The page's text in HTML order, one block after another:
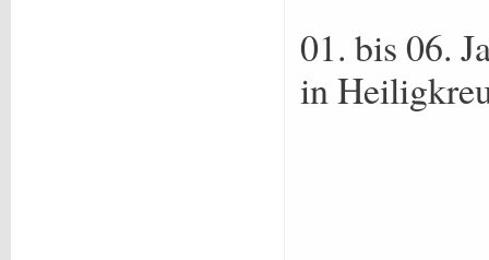
01. bis 06.
in